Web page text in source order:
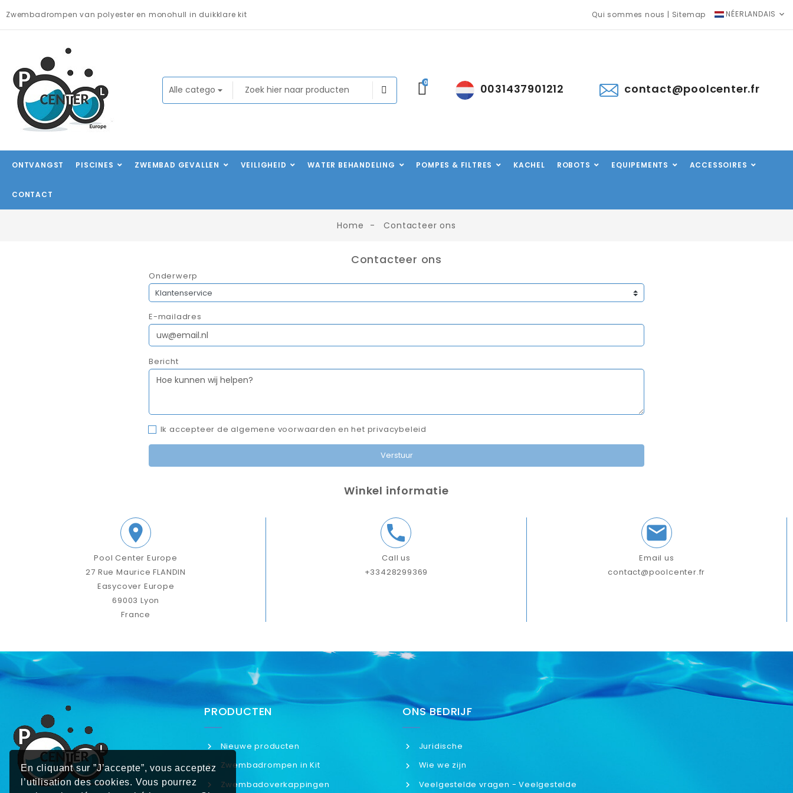
En cliquant sur ”J’accepte”, vous acceptez
l’utilisation des cookies. Vous pourrez
Zwembadrompen van polyester en monohull in duikklare kit Qui sommes nous | Sitemap NÉERLANDAIS
0 0031437901212 contact@poolcenter.fr
ONTVANGST PISCINES ZWEMBAD GEVALLEN VEILIGHEID WATER BEHANDELING POMPES & FILTRES KACHEL ROBOTS EQUIPEMENTS ACCESSOIRES
CONTACT
Home Contacteer ons
Contacteer ons
Onderwerp
E-mailadres
Bericht
Ik accepteer de algemene voorwaarden en het privacybeleid
Winkel informatie

Pool Center Europe
27 Rue Maurice FLANDIN
Easycover Europe
69003 Lyon
France

Call us
+33428299369

Email us
contact@poolcenter.fr
PRODUCTEN
Nieuwe producten
Zwembadrompen in Kit
Zwembadoverkappingen
ONS BEDRIJF
Juridische
Wie we zijn
Veelgestelde vragen - Veelgestelde